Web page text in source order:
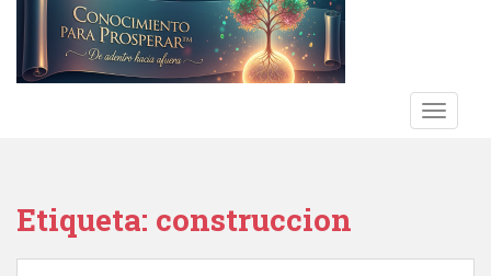
Etiqueta: construccion